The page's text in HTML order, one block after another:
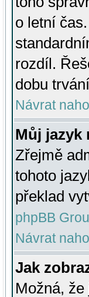
o letní
rozdíl.
dobu
Návrat
Můj jazyk
Zřejmě
tohoto
překlad
phpBB
Návrat
Jak
Možná,